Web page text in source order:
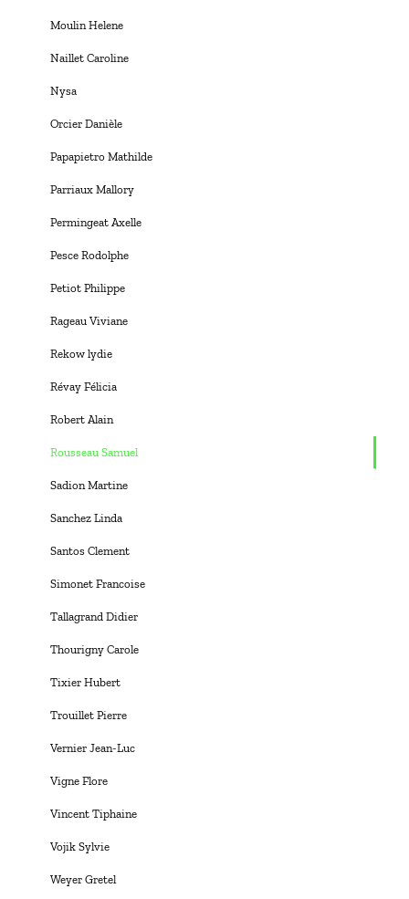
Moulin Helene
Naillet Caroline
Nysa
Orcier Danièle
Papapietro Mathilde
Parriaux Mallory
Permingeat Axelle
Pesce Rodolphe
Petiot Philippe
Rageau Viviane
Rekow lydie
Révay Félicia
Robert Alain
Rousseau Samuel
Sadion Martine
Sanchez Linda
Santos Clement
Simonet Francoise
Tallagrand Didier
Thourigny Carole
Tixier Hubert
Trouillet Pierre
Vernier Jean-Luc
Vigne Flore
Vincent Tiphaine
Vojik Sylvie
Weyer Gretel